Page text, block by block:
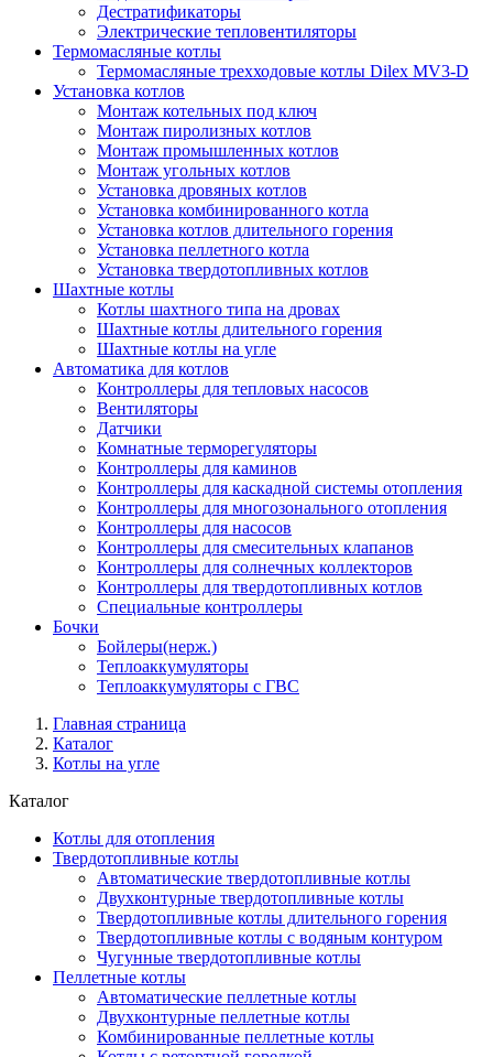
Дестратификаторы
Электрические тепловентиляторы
Термомасляные котлы
Термомасляные трехходовые котлы Dilex MV3-D
Установка котлов
Монтаж котельных под ключ
Монтаж пиролизных котлов
Монтаж промышленных котлов
Монтаж угольных котлов
Установка дровяных котлов
Установка комбинированного котла
Установка котлов длительного горения
Установка пеллетного котла
Установка твердотопливных котлов
Шахтные котлы
Котлы шахтного типа на дровах
Шахтные котлы длительного горения
Шахтные котлы на угле
Автоматика для котлов
Контроллеры для тепловых насосов
Вентиляторы
Датчики
Комнатные терморегуляторы
Контроллеры для каминов
Контроллеры для каскадной системы отопления
Контроллеры для многозонального отопления
Контроллеры для насосов
Контроллеры для смесительных клапанов
Контроллеры для солнечных коллекторов
Контроллеры для твердотопливных котлов
Специальные контроллеры
Бочки
Бойлеры(нерж.)
Теплоаккумуляторы
Теплоаккумуляторы с ГВС
Главная страница
Каталог
Котлы на угле
Каталог
Котлы для отопления
Твердотопливные котлы
Автоматические твердотопливные котлы
Двухконтурные твердотопливные котлы
Твердотопливные котлы длительного горения
Твердотопливные котлы с водяным контуром
Чугунные твердотопливные котлы
Пеллетные котлы
Автоматические пеллетные котлы
Двухконтурные пеллетные котлы
Комбинированные пеллетные котлы